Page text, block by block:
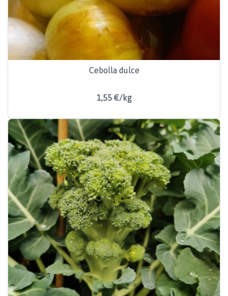
Cebolla dulce
1,55 €/kg